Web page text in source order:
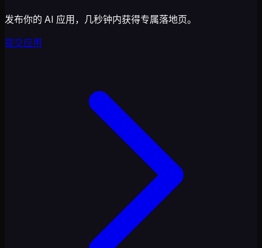
发布你的 AI 应用，几秒钟内获得专属落地页。
提交应用